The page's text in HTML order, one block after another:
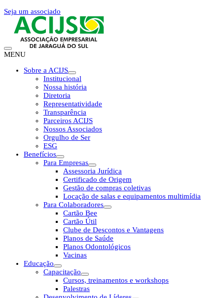
Seja um associado
MENU
Sobre a ACIJS
Institucional
Nossa história
Diretoria
Representatividade
Transparência
Parceiros ACIJS
Nossos Associados
Orgulho de Ser
ESG
Benefícios
Para Empresas
Assessoria Jurídica
Certificado de Origem
Gestão de compras coletivas
Locação de salas e equipamentos multimídia
Para Colaboradores
Cartão Bee
Cartão Útil
Clube de Descontos e Vantagens
Planos de Saúde
Planos Odontológicos
Vacinas
Educação
Capacitação
Cursos, treinamentos e workshops
Palestras